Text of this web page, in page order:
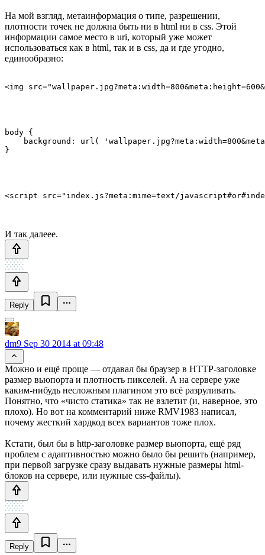
На мой взгляд, метаинформация о типе, разрешении,
плотности точек не должна быть ни в html ни в css. Этой
информации самое место в uri, который уже может
использоваться как в html, так и в css, да и где угодно,
единообразно:
body {
background: url(
И так далеее.
Reply
dm9 Sep 30 2014 at 09:48
Можно и ещё проще — отдавал бы браузер в HTTP-заголовке
размер вьюпорта и плотность пикселей. А на сервере уже
каким-нибудь несложным плагином это всё разруливать.
Понятно, что «чисто статика» так не взлетит (и, наверное, это
плохо). Но вот на комментарий ниже RMV1983 написал,
почему жесткий хардкод всех вариантов тоже плох.
Кстати, был бы в http-заголовке размер вьюпорта, ещё ряд
проблем с адаптивностью можно было бы решить (например,
при первой загрузке сразу выдавать нужные размеры html-
блоков на сервере, или нужные css-файлы).
Reply